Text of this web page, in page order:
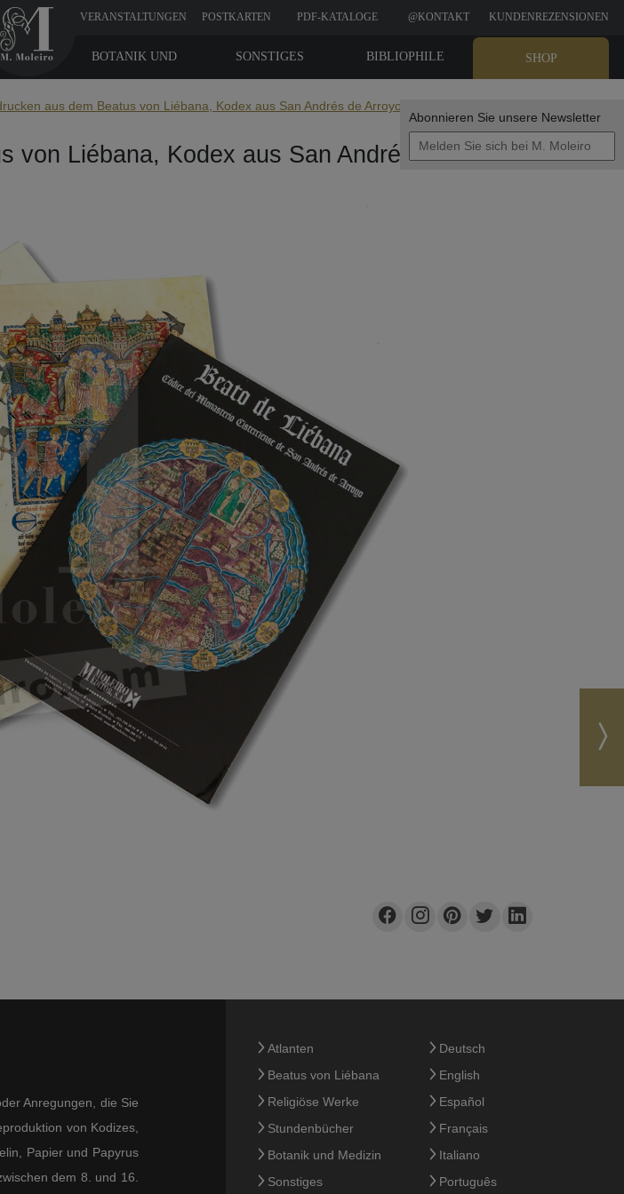
Abonnieren Sie unsere Newsletter
VERANSTALTUNGEN POSTKARTEN PDF-KATALOGE @KONTAKT KUNDENREZENSIONEN
SHOP
BIBLIOPHILE
SONSTIGES
BOTANIK UND
aus dem Beatus von Liébana, Kodex aus San Andrés de Arroyo
von Liébana, Kodex aus San Andrés de Arroyo
Anregungen, die Sie
von Kodizes,
Papier und Papyrus
dem 8. und 16.
Atlanten
Beatus von Liébana
Religiöse Werke
Stundenbücher
Botanik und Medizin
Sonstiges
Deutsch
English
Español
Français
Italiano
Português